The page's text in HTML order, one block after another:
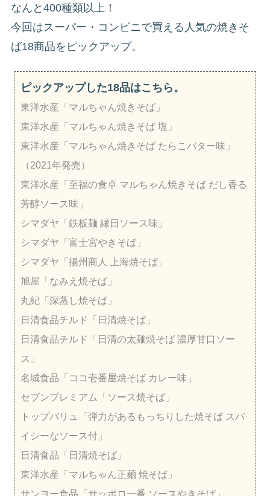
なんと400種類以上！
今回はスーパー・コンビニで買える人気の焼きそ
ば18商品をピックアップ。
ピックアップした18品はこちら。
東洋水産「マルちゃん焼きそば」
東洋水産「マルちゃん焼きそば 塩」
東洋水産「マルちゃん焼きそば たらこバター味」
（2021年発売）
東洋水産「至福の食卓 マルちゃん焼きそば だし香る
芳醇ソース味」
シマダヤ「鉄板麺 縁日ソース味」
シマダヤ「富士宮やきそば」
シマダヤ「揚州商人 上海焼そば」
旭屋「なみえ焼そば」
丸紀「深蒸し焼そば」
日清食品チルド「日清焼そば」
日清食品チルド「日清の太麺焼そば 濃厚甘口ソー
ス」
名城食品「ココ壱番屋焼そば カレー味」
セブンプレミアム「ソース焼そば」
トップバリュ「弾力があるもっちりした焼そば スパ
イシーなソース付」
日清食品「日清焼そば」
東洋水産「マルちゃん正麺 焼そば」
サンヨー食品「サッポロ一番 ソースやきそば」